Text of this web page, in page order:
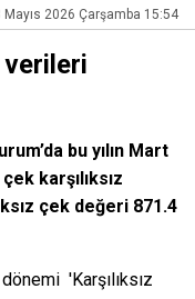
Mayıs 2026 Çarşamba 15:54
verileri
bu yılın Mart
karşılıksız
çek değeri 871.4
'Karşılıksız